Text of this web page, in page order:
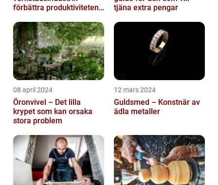
förbättra produktiviteten
tjäna extra pengar
08 april 2024
Öronvivel – Det lilla
krypet som kan orsaka
stora problem
12 mars 2024
Guldsmed – Konstnär av
ädla metaller